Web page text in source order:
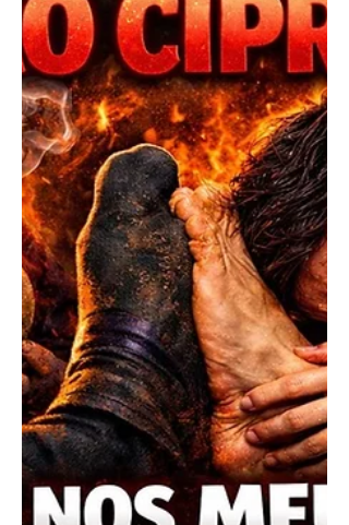
sobre os corações,escuta agora o
clamor da minha alma aflita e ferida.
São Cipriano, eu te peço: vai agora
onde estiver Fulano, toca o coração
dele, inquieta o pensamento dele, tira
o sossego, tira a paz, tira o descanso,
enquanto ele não lembrar de mim,
enquanto ele não sentir saudade,
enquanto ele não desejar voltar para
os meus